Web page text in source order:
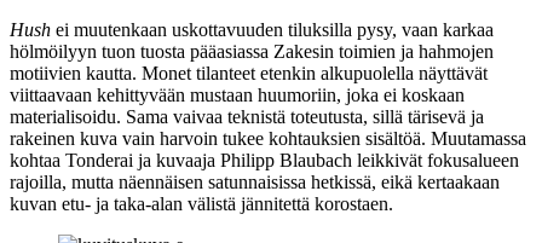
Hush ei muutenkaan uskottavuuden tiluksilla pysy, vaan karkaa
hölmöilyyn tuon tuosta pääasiassa Zakesin toimien ja hahmojen
motiivien kautta. Monet tilanteet etenkin alkupuolella näyttävät
viittaavaan kehittyvään mustaan huumoriin, joka ei koskaan
materialisoidu. Sama vaivaa teknistä toteutusta, sillä tärisevä ja
rakeinen kuva vain harvoin tukee kohtauksien sisältöä. Muutamassa
kohtaa Tonderai ja kuvaaja Philipp Blaubach leikkivät fokusalueen
rajoilla, mutta näennäisen satunnaisissa hetkissä, eikä kertaakaan
kuvan etu‑ ja taka-alan välistä jännitettä korostaen.